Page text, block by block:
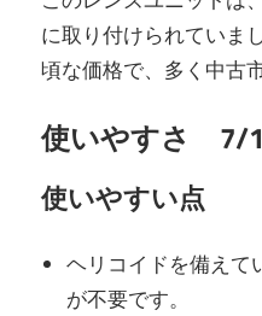
に取り付けられていま
頃な価格で、多く中古
使いやすさ 7/
使いやすい点
ヘリコイドを備えて
が不要です。